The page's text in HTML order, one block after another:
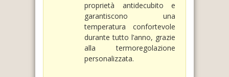
proprietà antidecubito e
garantiscono una
temperatura confortevole
durante tutto l’anno, grazie
alla termoregolazione
personalizzata.